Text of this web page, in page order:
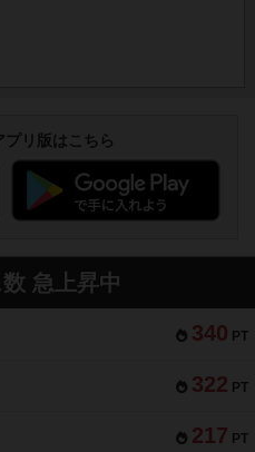
リ版はこちら
急上昇中
340 PT
322 PT
217 PT